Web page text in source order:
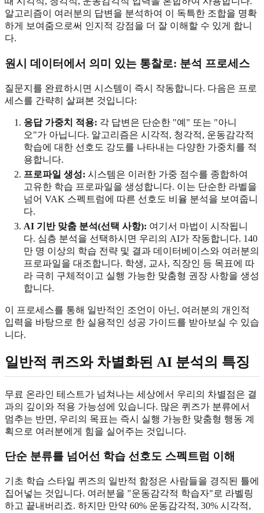
알고리즘이 여러분의 답변을 분석하여 이 독특한 조합을 명확
하게 보여줌으로써 인지적 강점을 더 잘 이해할 수 있게 합니
다.
원시 데이터에서 의미 있는 통찰로: 분석 프로세스
질문지를 완료하시면 시스템이 즉시 작동합니다. 다음은 프로
세스를 간략히 살펴본 것입니다:
응답 가중치 적용: 각 답변은 단순한 "예" 또는 "아니
오"가 아닙니다. 알고리즘은 시각적, 청각적, 운동감각적
학습에 대한 선호도 강도를 나타내는 다양한 가중치를 적
용합니다.
프로파일 생성: 시스템은 이러한 가중 점수를 종합하여
고유한 학습 프로파일을 생성합니다. 이는 단순한 라벨을
넘어 VAK 스펙트럼에 따른 선호도 비율 분석을 보여줍니
다.
AI 기반 맞춤 분석(선택 사항): 여기서 마법이 시작됩니
다. 심층 분석을 선택하시면 우리의 AI가 작동합니다. 140
만 명 이상의 학습 전략 및 결과 데이터베이스와 여러분의
프로파일을 대조합니다. 학생, 교사, 직장인 등 목표에 따
라 극히 구체적이고 실행 가능한 맞춤형 권장 사항을 생성
합니다.
이 프로세스를 통해 일반적인 조언이 아닌, 여러분의 개인적
입력을 바탕으로 한 실용적인 성공 가이드를 받아보실 수 있습
니다.
일반적 퀴즈와 차별화된 AI 분석의 특징
무료 온라인 테스트가 넘쳐나는 세상에서 우리의 차별점은 결
과의 깊이와 적용 가능성에 있습니다. 많은 퀴즈가 분류에서
멈추는 반면, 우리의 목표는 즉시 실행 가능한 맞춤형 행동 계
획으로 여러분에게 힘을 실어주는 것입니다.
단순 분류를 넘어선 학습 선호도 스펙트럼 이해
기초 학습 스타일 퀴즈의 일반적 함정은 사람들을 경직된 틀에
집어넣는 것입니다. 여러분을 "운동감각적 학습자"로 라벨링
하고 끝내버리죠. 하지만 만약 60% 운동감각적, 30% 시각적,